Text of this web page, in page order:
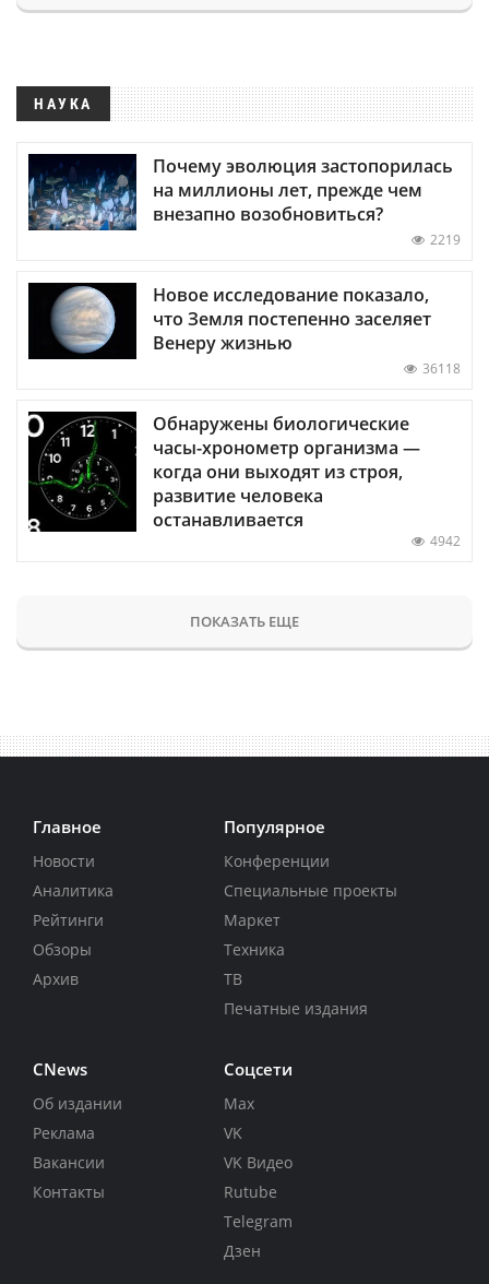
НАУКА
Почему эволюция застопорилась
на миллионы лет, прежде чем
внезапно возобновиться?
2219
Новое исследование показало,
что Земля постепенно заселяет
Венеру жизнью
36118
Обнаружены биологические
часы-хронометр организма —
когда они выходят из строя,
развитие человека
останавливается
4942
ПОКАЗАТЬ ЕЩЕ
Главное
Новости
Аналитика
Рейтинги
Обзоры
Архив
Популярное
Конференции
Специальные проекты
Маркет
Техника
ТВ
Печатные издания
CNews
Об издании
Реклама
Вакансии
Контакты
Соцсети
Max
VK
VK Видео
Rutube
Telegram
Дзен